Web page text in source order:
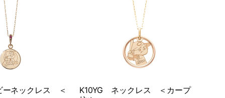
ーネックレス ＜
K10YG ネックレス ＜カープ